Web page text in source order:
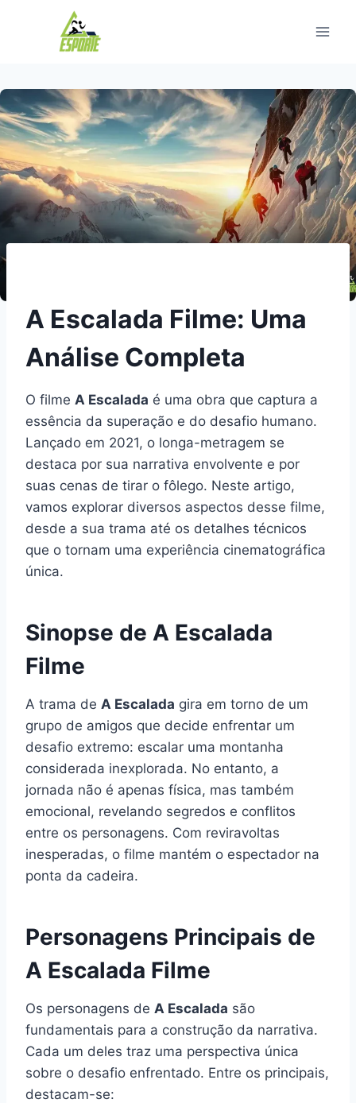
A Escalada Filme: Uma
Análise Completa
O filme A Escalada é uma obra que captura a
essência da superação e do desafio humano.
Lançado em 2021, o longa-metragem se
destaca por sua narrativa envolvente e por
suas cenas de tirar o fôlego. Neste artigo,
vamos explorar diversos aspectos desse filme,
desde a sua trama até os detalhes técnicos
que o tornam uma experiência cinematográfica
única.
Sinopse de A Escalada
Filme
A trama de A Escalada gira em torno de um
grupo de amigos que decide enfrentar um
desafio extremo: escalar uma montanha
considerada inexplorada. No entanto, a
jornada não é apenas física, mas também
emocional, revelando segredos e conflitos
entre os personagens. Com reviravoltas
inesperadas, o filme mantém o espectador na
ponta da cadeira.
Personagens Principais de
A Escalada Filme
Os personagens de A Escalada são
fundamentais para a construção da narrativa.
Cada um deles traz uma perspectiva única
sobre o desafio enfrentado. Entre os principais,
destacam-se: